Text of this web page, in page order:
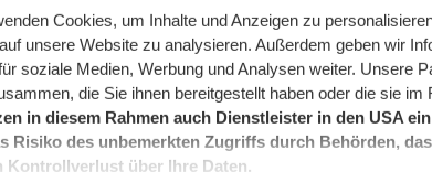
Cookies, um Inhalte und Anzeigen zu
unsere Website zu analysieren. Außerdem geben wir
soziale Medien, Werbung und Analysen weiter. Unsere
die Sie ihnen bereitgestellt haben oder die sie
in diesem Rahmen auch Dienstleister in den USA
Risiko des unbemerkten Zugriffs durch Behörden,
Kontrollverlust über Ihre Daten.
Förderung ist möglich. Die proNatur-
es unterwww.swb-